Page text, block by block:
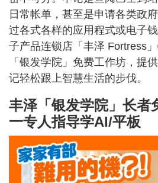
日常帐单，甚至是申请各类政
过各式各样的应用程式或电子
子产品连锁店「丰泽 Fortress
「银发学院」免费工作坊，提
记轻松跟上智慧生活的步伐。
丰泽「银发学院」长者
一专人指导学AI/平板